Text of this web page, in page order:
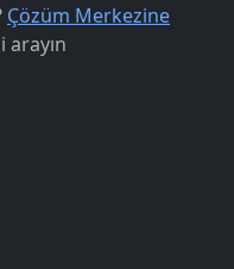
Çözüm Merkezine
arayın